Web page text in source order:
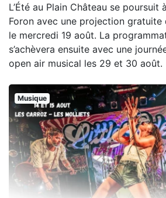
L’Été au Plain Château se poursuit
Foron avec une projection gratuite
le mercredi 19 août. La
s’achèvera ensuite avec une
open air musical les 29 et 30 août.
Musique